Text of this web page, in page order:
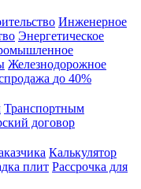
Инженерное
Энергетическое
Железнодорожное
до 40%
Транспортным
договор
Калькулятор
плит Рассрочка для